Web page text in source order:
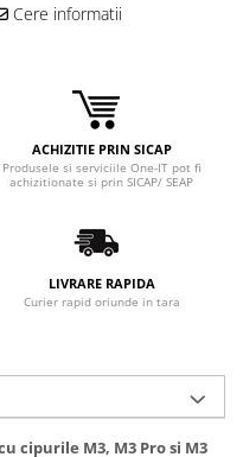
Cere informatii
ACHIZITIE PRIN SICAP
Produsele si serviciile One-IT pot fi
achizitionate si prin SICAP/ SEAP
LIVRARE RAPIDA
Curier rapid oriunde in tara
cipurile M3, M3 Pro si M3